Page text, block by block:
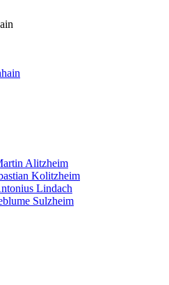
Alitzheim
Kolitzheim
Lindach
Sulzheim